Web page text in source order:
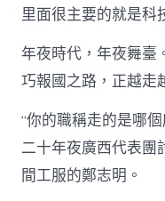
里面很主要的就是科
年夜時代，年夜舞臺
巧報國之路，正越走
“你的職稱走的是哪
二十年夜廣西代表團
間工服的鄭志明。